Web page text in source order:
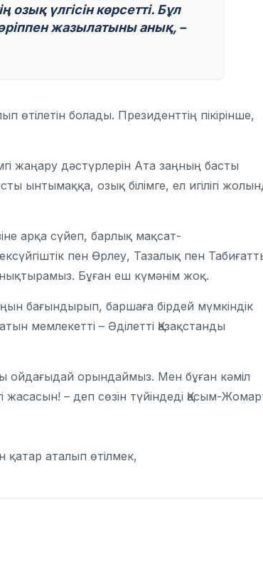
үлгісін көрсетті. Бұл
жазылатыны анық, –
өтілетін болады. Президенттің пікірінше,
жаңару дәстүрлерін Ата заңның басты
ынтымаққа, озық білімге, ел игілігі
арқа сүйеп, барлық мақсат-
пен Өрлеу, Тазалық пен
Бұған еш күмәнім жоқ.
бағындырып, баршаға бірдей мүмкіндік
мемлекетті – Әділетті Қазақстанды
ойдағыдай орындаймыз. Мен бұған кәміл
жасасын! – деп сөзін түйіндеді Қасым-
қатар аталып өтілмек,